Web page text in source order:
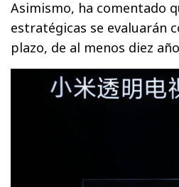
Asimismo, ha comentado
estratégicas se evaluarán
plazo, de al menos diez